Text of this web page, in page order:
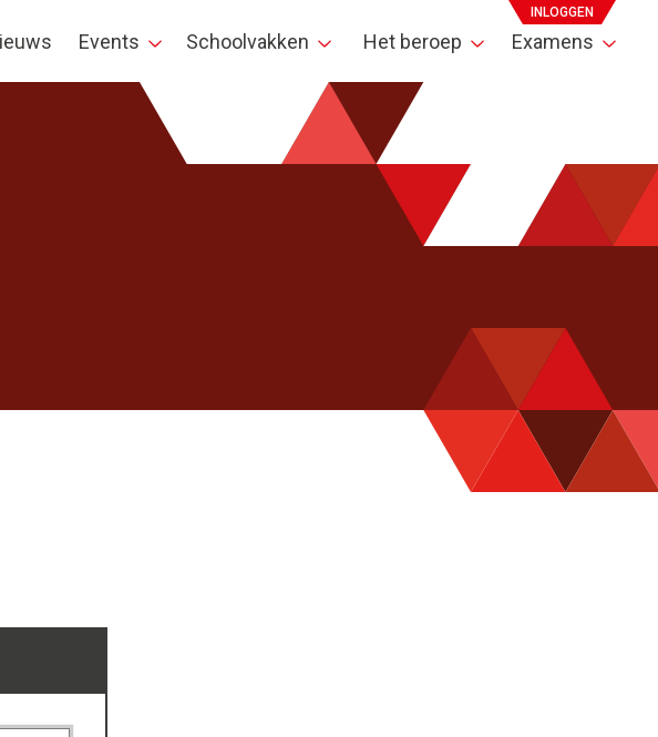
INLOGGEN
Events Schoolvakken Het beroep Examens